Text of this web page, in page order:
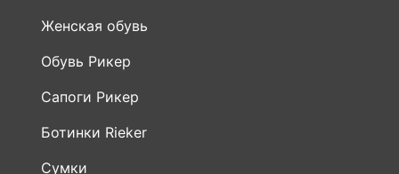
Сапоги Рикер
Ботинки Rieker
Сумки